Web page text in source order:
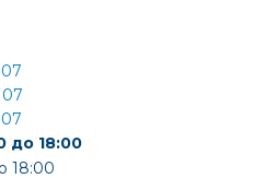
до 18:00
18:00